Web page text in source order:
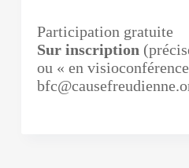
Participation gratuite
Sur inscription
ou « en